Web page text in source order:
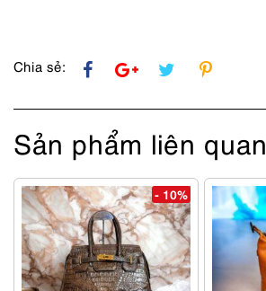
Chia sẻ:
Sản phẩm liên quan
- 10%